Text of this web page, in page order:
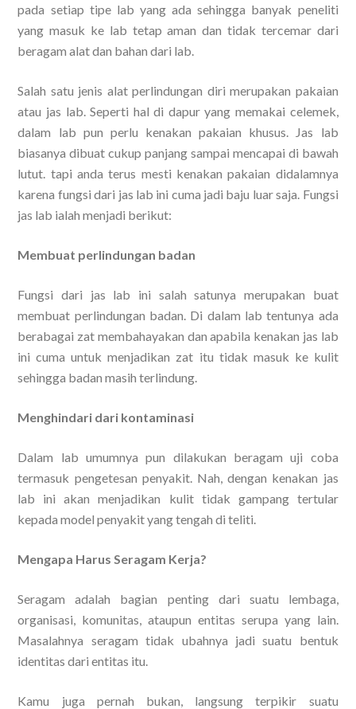
pada setiap tipe lab yang ada sehingga banyak peneliti
yang masuk ke lab tetap aman dan tidak tercemar dari
beragam alat dan bahan dari lab.
Salah satu jenis alat perlindungan diri merupakan pakaian
atau jas lab. Seperti hal di dapur yang memakai celemek,
dalam lab pun perlu kenakan pakaian khusus. Jas lab
biasanya dibuat cukup panjang sampai mencapai di bawah
lutut. tapi anda terus mesti kenakan pakaian didalamnya
karena fungsi dari jas lab ini cuma jadi baju luar saja. Fungsi
jas lab ialah menjadi berikut:
Membuat perlindungan badan
Fungsi dari jas lab ini salah satunya merupakan buat
membuat perlindungan badan. Di dalam lab tentunya ada
berabagai zat membahayakan dan apabila kenakan jas lab
ini cuma untuk menjadikan zat itu tidak masuk ke kulit
sehingga badan masih terlindung.
Menghindari dari kontaminasi
Dalam lab umumnya pun dilakukan beragam uji coba
termasuk pengetesan penyakit. Nah, dengan kenakan jas
lab ini akan menjadikan kulit tidak gampang tertular
kepada model penyakit yang tengah di teliti.
Mengapa Harus Seragam Kerja?
Seragam adalah bagian penting dari suatu lembaga,
organisasi, komunitas, ataupun entitas serupa yang lain.
Masalahnya seragam tidak ubahnya jadi suatu bentuk
identitas dari entitas itu.
Kamu juga pernah bukan, langsung terpikir suatu